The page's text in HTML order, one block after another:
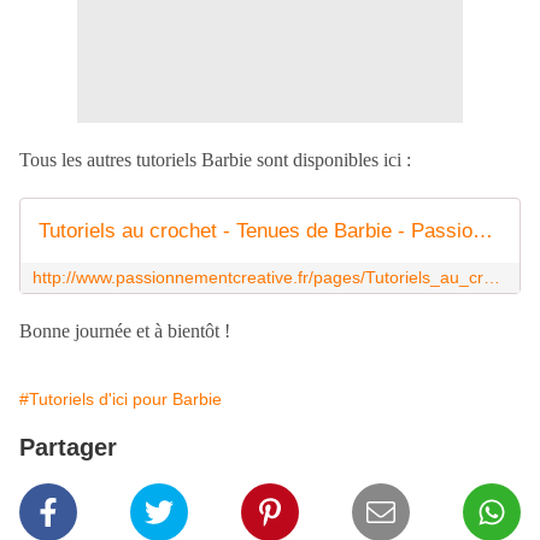
Tous les autres tutoriels Barbie sont disponibles ici :
Tutoriels au crochet - Tenues de Barbie - Passionnement Créative
Bonne journée et à bientôt !
#Tutoriels d'ici pour Barbie
Partager